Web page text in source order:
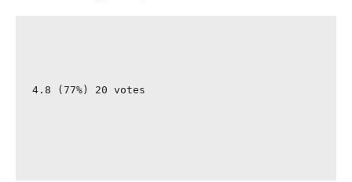
4.8 (77%) 20 votes